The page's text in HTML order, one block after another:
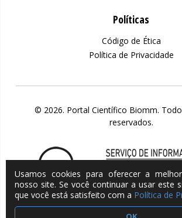
Usamos cookies para oferecer a
nosso site. Se você continuar a usar este
que você está satisfeito com a Política de
Políticas
Código de Ética
Política de Privacidade
© 2026. Portal Científico Biomm.
reservados.